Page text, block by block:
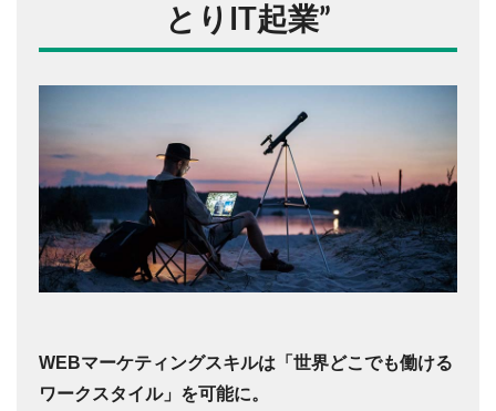
とりIT起業”
WEBマーケティングスキルは「世界どこでも働ける
ワークスタイル」を可能に。